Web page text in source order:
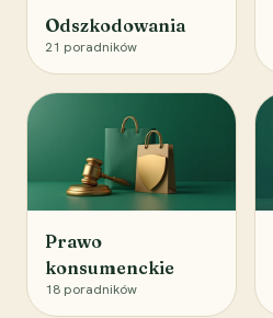
Odszkodowania
21 poradników
Prawo
konsumenckie
18 poradników